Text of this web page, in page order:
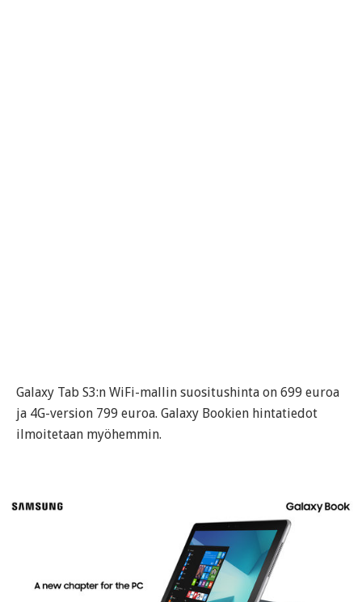
Galaxy Tab S3:n WiFi-mallin suositushinta on 699 euroa
ja 4G-version 799 euroa. Galaxy Bookien hintatiedot
ilmoitetaan myöhemmin.